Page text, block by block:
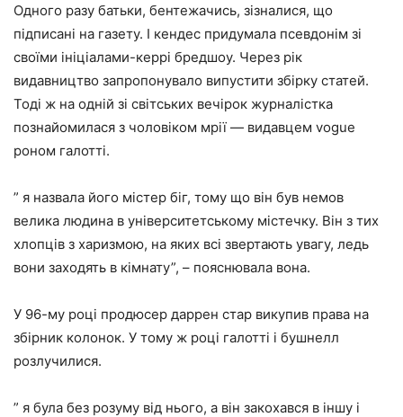
Одного разу батьки, бентежачись, зізналися, що
підписані на газету. І кендес придумала псевдонім зі
своїми ініціалами-керрі бредшоу. Через рік
видавництво запропонувало випустити збірку статей.
Тоді ж на одній зі світських вечірок журналістка
познайомилася з чоловіком мрії — видавцем vogue
роном галотті.
” я назвала його містер біг, тому що він був немов
велика людина в університетському містечку. Він з тих
хлопців з харизмою, на яких всі звертають увагу, ледь
вони заходять в кімнату”, – пояснювала вона.
У 96-му році продюсер даррен стар викупив права на
збірник колонок. У тому ж році галотті і бушнелл
розлучилися.
” я була без розуму від нього, а він закохався в іншу і